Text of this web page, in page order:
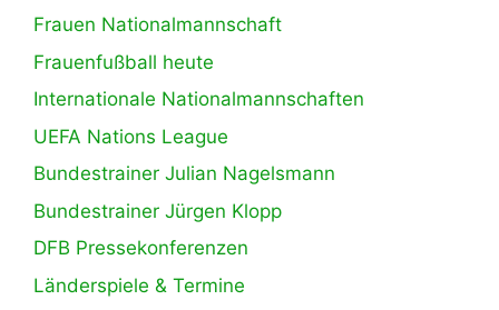
Frauen Nationalmannschaft
Frauenfußball heute
Internationale Nationalmannschaften
UEFA Nations League
Bundestrainer Julian Nagelsmann
Bundestrainer Jürgen Klopp
DFB Pressekonferenzen
Länderspiele & Termine